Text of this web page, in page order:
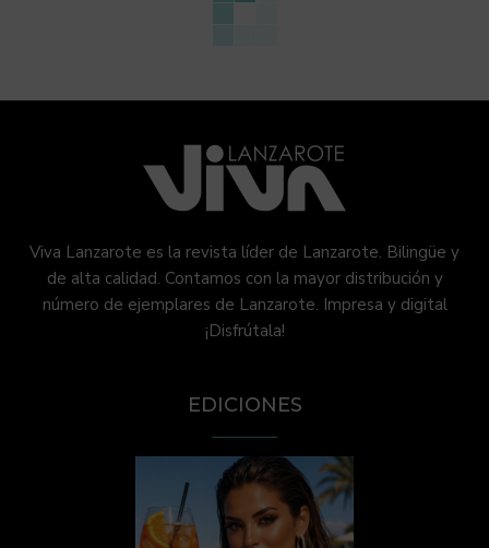
Viva Lanzarote es la revista líder de Lanzarote. Bilingüe y
de alta calidad. Contamos con la mayor distribución y
número de ejemplares de Lanzarote. Impresa y digital
¡Disfrútala!
EDICIONES